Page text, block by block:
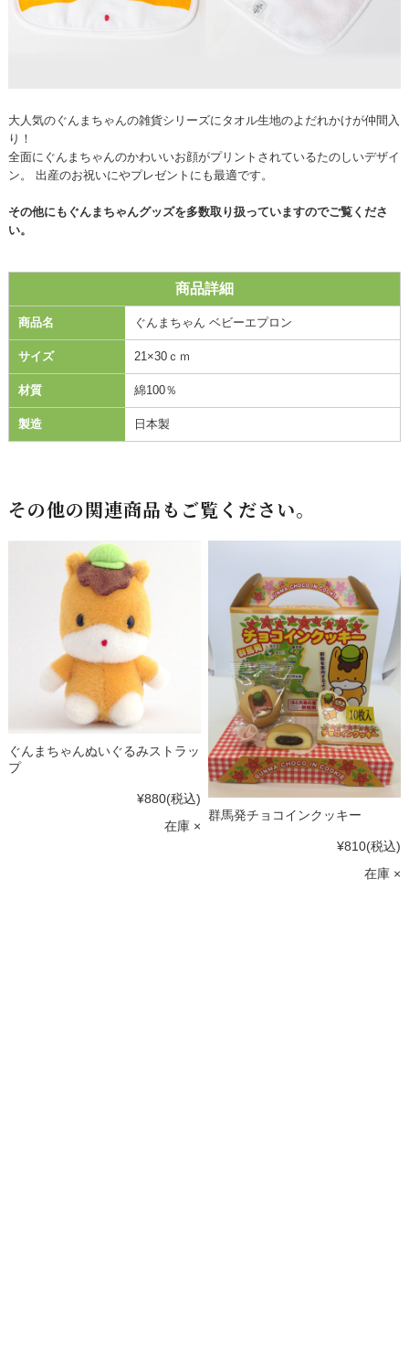
大人気のぐんまちゃんの雑貨シリーズにタオル生地のよだれかけが仲間入
り！
全面にぐんまちゃんのかわいいお顔がプリントされているたのしいデザイ
ン。 出産のお祝いにやプレゼントにも最適です。
その他にもぐんまちゃんグッズを多数取り扱っていますのでご覧くださ
い。
商品詳細
商品名 ぐんまちゃん ベビーエプロン
サイズ 21×30ｃｍ
材質 綿100％
製造 日本製
その他の関連商品もご覧ください。
ぐんまちゃんぬいぐるみストラッ
プ
¥880(税込)
在庫 ×
群馬発チョコインクッキー
¥810(税込)
在庫 ×